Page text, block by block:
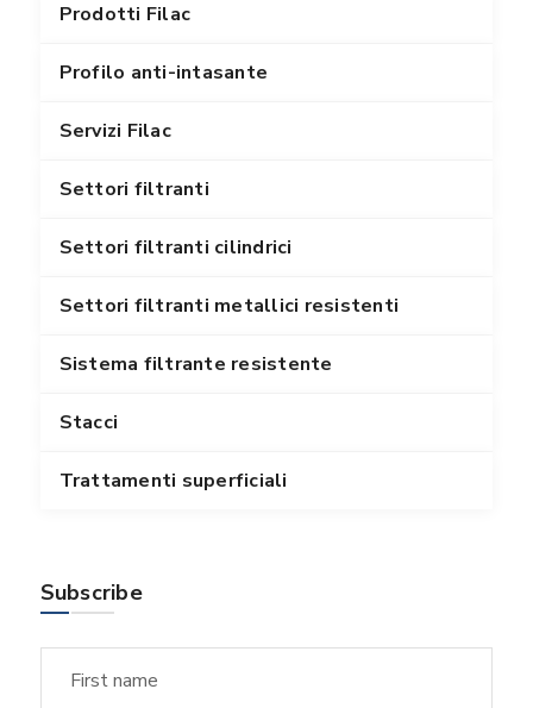
Prodotti Filac
Profilo anti-intasante
Servizi Filac
Settori filtranti
Settori filtranti cilindrici
Settori filtranti metallici resistenti
Sistema filtrante resistente
Stacci
Trattamenti superficiali
Subscribe